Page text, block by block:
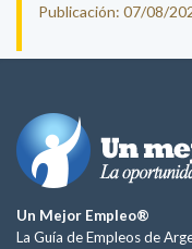
Publicación: 07/08/
Un Mejor Empleo®
La Guía de Empleos de